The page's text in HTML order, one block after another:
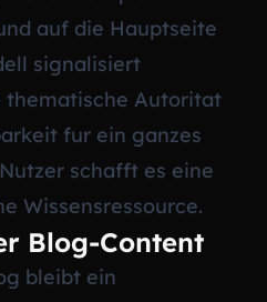
auf die Hauptseite
signalisiert
thematische Autoritat
fur ein ganzes
schafft es eine
Wissensressource.
Blog-Content
bleibt ein